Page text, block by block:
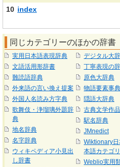
10 index
同じカテゴリーのほかの辞書
実用日本語表現辞典
文語活用形辞書
難読語辞典
外来語の言い換え提案
外国人名読み方字典
歌舞伎・浄瑠璃外題辞
典
地名辞典
名字辞典
ウィキペディア小見出
し辞書
デジタル大
丁寧表現の
原色大辞典
物語要素事典
隠語大辞典
古典文学作
駅名辞典
JMnedict
Wiktionary日
本語カテゴリ
Weblio実用